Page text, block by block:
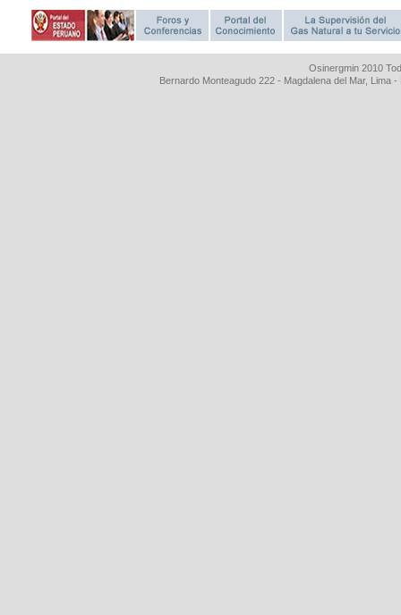
Osinergmin 2010
Bernardo Monteagudo 222 - Magdalena del Mar, Lima